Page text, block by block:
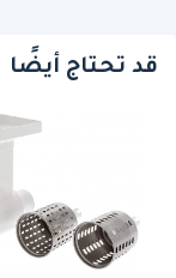
قد تحتاج أيضًا